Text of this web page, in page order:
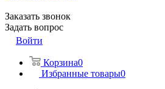
Заказать звонок
Задать вопрос
Войти
Корзина0
Избранные товары0